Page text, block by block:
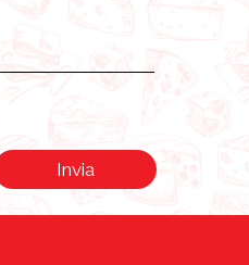
Invia